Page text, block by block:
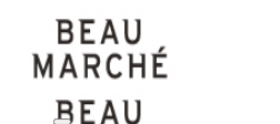
content